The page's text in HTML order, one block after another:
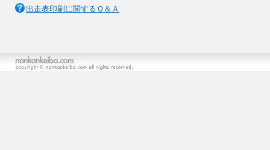
出走表印刷に関するＱ＆Ａ